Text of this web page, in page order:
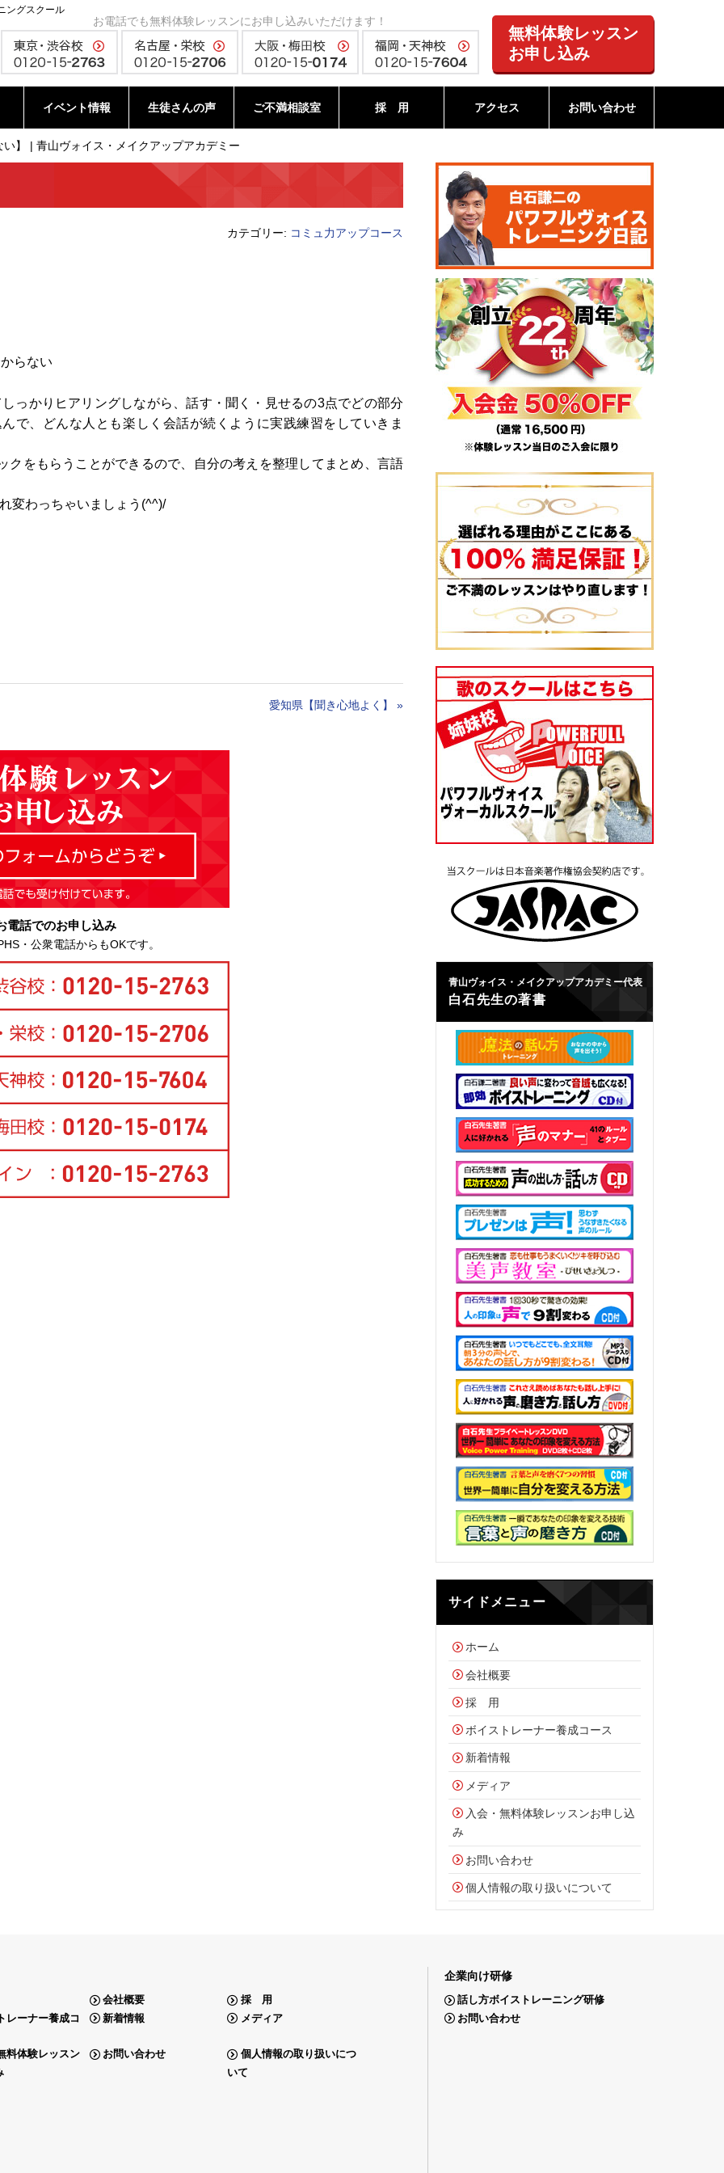
ングスクール
お電話でも無料体験レッスンにお申し込みいただけます！
無料体験レッスン
お申し込み
イベント情報 生徒さんの声 ご不満相談室 採 用 アクセス お問い合わせ
】 | 青山ヴォイス・メイクアップアカデミー
カテゴリー: コミュ力アップコース
らない
っかりヒアリングしながら、話す・聞く・見せるの3点でどの部分
で、どんな人とも楽しく会話が続くように実践練習をしていきま
クをもらうことができるので、自分の考えを整理してまとめ、言語
変わっちゃいましょう(^^)/
愛知県【聞き心地よく】 »
電話でのお申し込み
・公衆電話からもOKです。
青山ヴォイス・メイクアップアカデミー代表
白石先生の著書
サイドメニュー
ホーム
会社概要
採 用
ボイストレーナー養成コース
新着情報
メディア
入会・無料体験レッスンお申し込
み
お問い合わせ
個人情報の取り扱いについて
会社概要
採 用
レーナー養成コ
新着情報 メディア
料体験レッスン
お問い合わせ
個人情報の取り扱いにつ
いて
企業向け研修
話し方ボイストレーニング研修
お問い合わせ